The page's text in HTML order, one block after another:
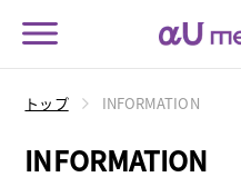
トップ INFORMATION
INFORMATION